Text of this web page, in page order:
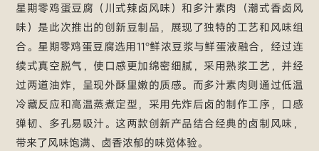
星期零鸡蛋豆腐（川式辣卤风味）和多汁素肉（潮式香卤风
味）是此次推出的创新豆制品，展现了独特的工艺和风味组
合。星期零鸡蛋豆腐选用11°鲜浓豆浆与鲜蛋液融合，经过连
续式真空脱气，使口感更加绵密细腻，采用熟浆工艺，并经
过两道油炸，呈现外酥里嫩的质感。而多汁素肉则通过低温
冷藏反应和高温蒸煮定型，采用先炸后卤的制作工序，口感
弹韧、多孔易吸汁。这两款创新产品结合经典的卤制风味，
带来了风味饱满、卤香浓郁的味觉体验。